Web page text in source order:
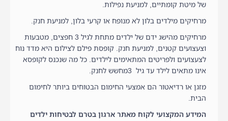
של מיטת קומתיים, למניעת נפילות.
מרחיקים מילדים בלון לא מנופח או קרעי בלון, למניעת חנק.
מרחיקים מהישג ידם של ילדים מתחת לגיל 3 חפצים, מטבעות
וצעצועים קטנים, למניעת חנק. קופסת פילם לצילום היא מדד נוח
לצעצועים ולפריטים המתאימים לילדים. כל מה שנכנס לקופסא
אינו מתאים לילד עד גיל 3מחשש לחנק.
מזגן או רדיאטור הם אמצעי החימום הבטוחים ביותר לחימום
הבית.
המידע המקצועי לקוח מאתר ארגון בטרם לבטיחות ילדים